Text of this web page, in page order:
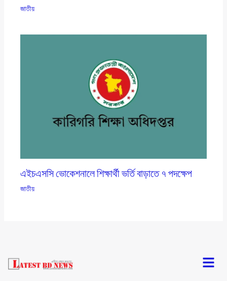
জাতীয়
এইচএসসি ভোকেশনালে শিক্ষার্থী ভর্তি বাড়াতে ৭ পদক্ষেপ
জাতীয়
Menu